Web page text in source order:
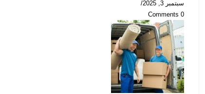
سبتمبر 3, 2025
/
0 Comments